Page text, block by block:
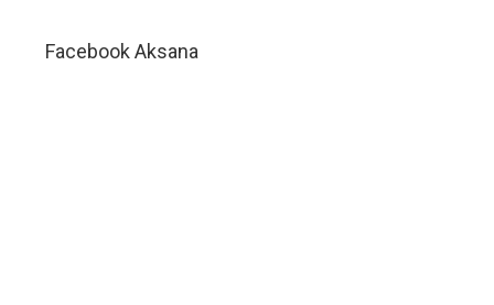
Facebook Aksana
perusahaan